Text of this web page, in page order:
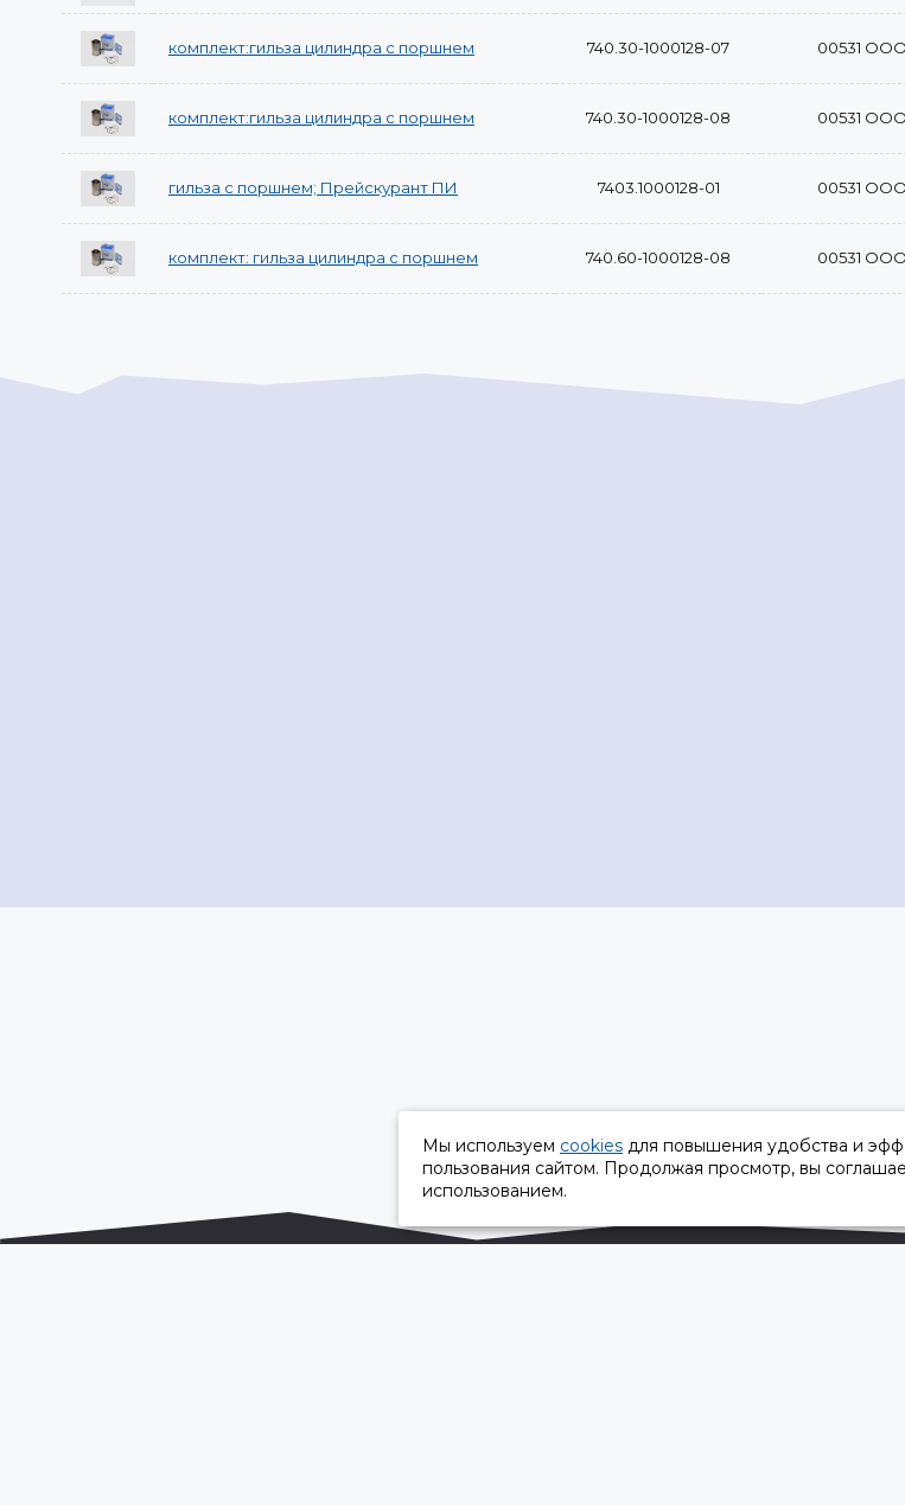
комплект:гильза цилиндра с поршнем 740.30-1000128-07 00531
комплект:гильза цилиндра с поршнем 740.30-1000128-08 00531
гильза с поршнем; Прейскурант ПИ 7403.1000128-01 00531
комплект: гильза цилиндра с поршнем 740.60-1000128-08 00531
Мы используем cookies для повышения удобства и
пользования сайтом. Продолжая просмотр, вы
использованием.